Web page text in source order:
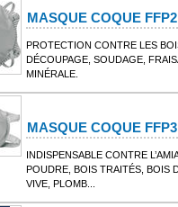
MASQUE COQUE
PROTECTION CONTRE LES
DÉCOUPAGE, SOUDAGE,
MINÉRALE.
MASQUE COQUE
INDISPENSABLE CONTRE
POUDRE, BOIS TRAITÉS, BOIS
VIVE, PLOMB...